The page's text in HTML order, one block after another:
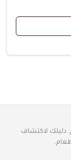
لاكتشاف